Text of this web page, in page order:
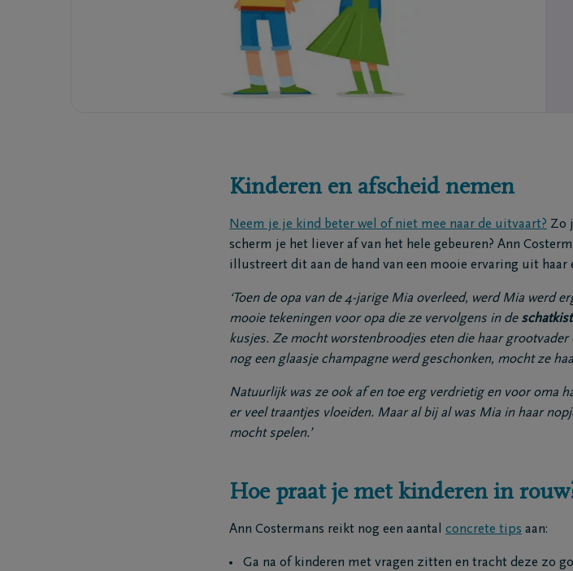
Kinderen en afscheid nemen
Neem je je kind beter wel of niet mee naar de uitvaart? Zo
scherm je het liever af van het hele gebeuren? Ann
illustreert dit aan de hand van een mooie ervaring uit haar
‘Toen de opa van de 4-jarige Mia overleed, werd Mia werd
mooie tekeningen voor opa die ze vervolgens in de schatkist
kusjes. Ze mocht worstenbroodjes eten die haar
nog een glaasje champagne werd geschonken, mocht ze
Natuurlijk was ze ook af en toe erg verdrietig en voor oma
er veel traantjes vloeiden. Maar al bij al was Mia in haar
mocht spelen.’
Hoe praat je met kinderen in
Ann Costermans reikt nog een aantal concrete tips aan:
Ga na of kinderen met vragen zitten en tracht deze zo